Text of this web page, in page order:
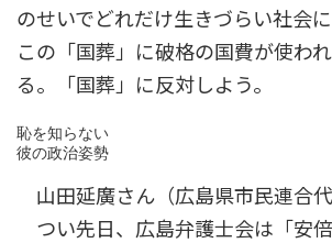
のせいでどれだけ生きづらい社会に
この「国葬」に破格の国費が使わ
る。「国葬」に反対しよう。
恥を知らない
彼の政治姿勢
山田延廣さん（広島県市民連合代
つい先日、広島弁護士会は「安